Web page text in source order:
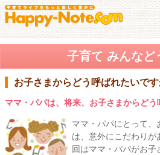
子育て みんなど
お子さまからどう呼ばれたいです
ママ・パパは、将来、お子さまからどう
ママ・パパにとって
は、意外にこだわりが
回はママ・パパがお